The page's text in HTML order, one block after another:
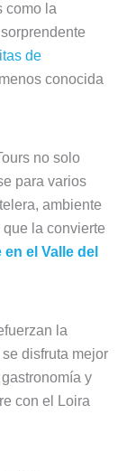
como la
de
conocida
no solo
para varios
ambiente
la convierte
el Valle del
la
disfruta mejor
y
con el Loira